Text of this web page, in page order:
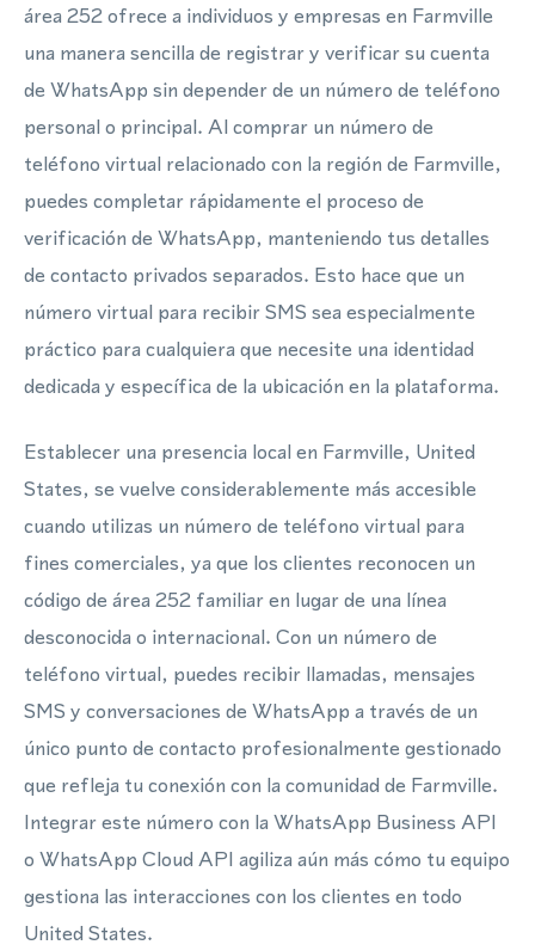
área 252 ofrece a individuos y empresas en Farmville
una manera sencilla de registrar y verificar su cuenta
de WhatsApp sin depender de un número de teléfono
personal o principal. Al comprar un número de
teléfono virtual relacionado con la región de Farmville,
puedes completar rápidamente el proceso de
verificación de WhatsApp, manteniendo tus detalles
de contacto privados separados. Esto hace que un
número virtual para recibir SMS sea especialmente
práctico para cualquiera que necesite una identidad
dedicada y específica de la ubicación en la plataforma.
Establecer una presencia local en Farmville, United
States, se vuelve considerablemente más accesible
cuando utilizas un número de teléfono virtual para
fines comerciales, ya que los clientes reconocen un
código de área 252 familiar en lugar de una línea
desconocida o internacional. Con un número de
teléfono virtual, puedes recibir llamadas, mensajes
SMS y conversaciones de WhatsApp a través de un
único punto de contacto profesionalmente gestionado
que refleja tu conexión con la comunidad de Farmville.
Integrar este número con la WhatsApp Business API
o WhatsApp Cloud API agiliza aún más cómo tu equipo
gestiona las interacciones con los clientes en todo
United States.